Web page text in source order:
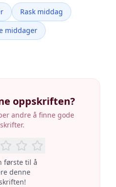
Rask middag
middager
oppskriften?
andre å finne gode
første til å
denne